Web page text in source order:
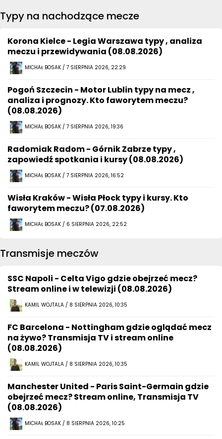
Typy na nachodzące mecze
Korona Kielce - Legia Warszawa typy , analiza
meczu i przewidywania (08.08.2026)
MICHAŁ BOSAK / 7 SIERPNIA 2026, 22:29
Pogoń Szczecin - Motor Lublin typy na mecz ,
analiza i prognozy. Kto faworytem meczu?
(08.08.2026)
MICHAŁ BOSAK / 7 SIERPNIA 2026, 19:36
Radomiak Radom - Górnik Zabrze typy ,
zapowiedź spotkania i kursy (08.08.2026)
MICHAŁ BOSAK / 7 SIERPNIA 2026, 16:52
Wisła Kraków - Wisła Płock typy i kursy. Kto
faworytem meczu? (07.08.2026)
MICHAŁ BOSAK / 6 SIERPNIA 2026, 22:52
Transmisje meczów
SSC Napoli - Celta Vigo gdzie obejrzeć mecz?
Stream online i w telewizji (08.08.2026)
KAMIL WOJTALA / 8 SIERPNIA 2026, 10:35
FC Barcelona - Nottingham gdzie oglądać mecz
na żywo? Transmisja TV i stream online
(08.08.2026)
KAMIL WOJTALA / 8 SIERPNIA 2026, 10:35
Manchester United - Paris Saint-Germain gdzie
obejrzeć mecz? Stream online, Transmisja TV
(08.08.2026)
MICHAŁ BOSAK / 8 SIERPNIA 2026, 10:25